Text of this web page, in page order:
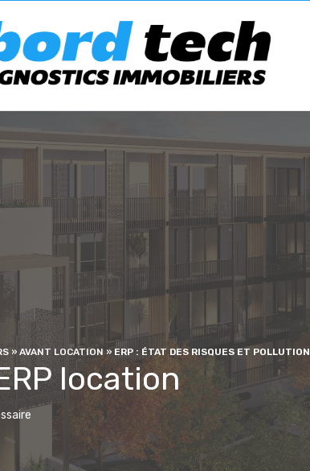
» AVANT LOCATION» ERP : ÉTAT DES RISQUES ET POLLUTION
location